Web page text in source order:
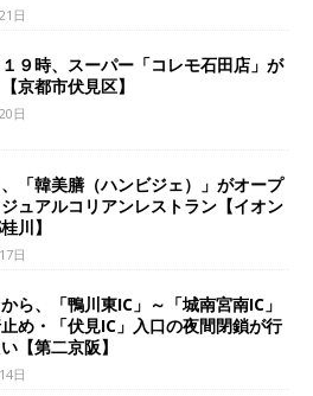
日
９時、スーパー「コレモ石田店」が
京都市伏見区】
日
「韓美膳（ハンビジェ）」がオープ
ュアルコリアンレストラン【イオン
川】
日
ら、「鴨川東IC」～「城南宮南IC」
め・「伏見IC」入口の夜間閉鎖が行
【第二京阪】
日